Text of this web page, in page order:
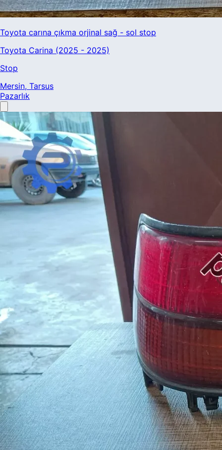
Toyota carına çıkma orjinal sağ - sol stop
Toyota Carina (2025 - 2025)
Stop
Mersin, Tarsus
Pazarlık